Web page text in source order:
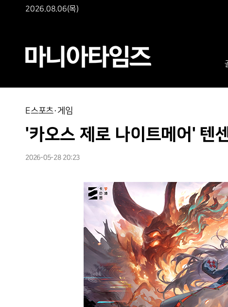
2026.08.06(목)
E스포츠·게임
'카오스 제로 나이트메어' 텐
2026-05-28 20:23